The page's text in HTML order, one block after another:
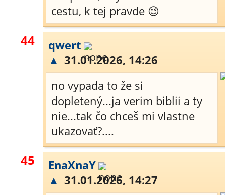
cestu, k tej pravde 😉
44
qwert
▲ 31.01.2026, 14:26
no vypada to že si
dopletený...ja verim biblii a ty
nie...tak čo chceš mi vlastne
ukazovať?....
45
EnaXnaY
▲ 31.01.2026, 14:27